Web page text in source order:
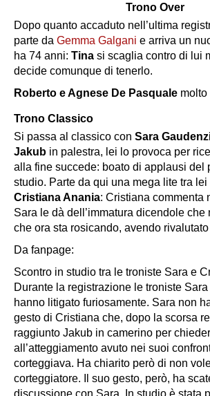
Trono Over
Dopo quanto accaduto nell’ultima
parte da Gemma Galgani e arriva un
ha 74 anni: Tina si scaglia contro di lui
decide comunque di tenerlo.
Roberto e Agnese De Pasquale molto
Trono Classico
Si passa al classico con Sara
Jakub in palestra, lei lo provoca per
alla fine succede: boato di applausi del
studio. Parte da qui una mega lite tra lei
Cristiana Anania: Cristiana commenta
Sara le dà dell’immatura dicendole
che ora sta rosicando, avendo
Da fanpage:
Scontro in studio tra le troniste Sara e
Durante la registrazione le troniste
hanno litigato furiosamente. Sara non
gesto di Cristiana che, dopo la scorsa
raggiunto Jakub in camerino per
all’atteggiamento avuto nei suoi
corteggiava. Ha chiarito però di non
corteggiatore. Il suo gesto, però, ha
discussione con Sara. In studio è stata